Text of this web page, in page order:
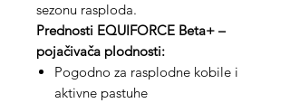
sezonu rasploda.
Prednosti EQUIFORCE Beta+ –
pojačivača plodnosti:
Pogodno za rasplodne kobile i
aktivne pastuhe